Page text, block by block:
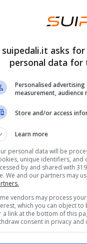
infortuni gravi
costretti a
più veloce e da
i propri corpi ai
e, in alcuni casi,
anteriore, in
può richiedere
suipedali.it asks
personal data for
Personalised
measurement, audience
Store and/or access
Learn more
personal data will be
unique identifiers, and
by and shared with
We and our partners may
vendors may process
which you can object
a link at the bottom of this
consent in privacy and